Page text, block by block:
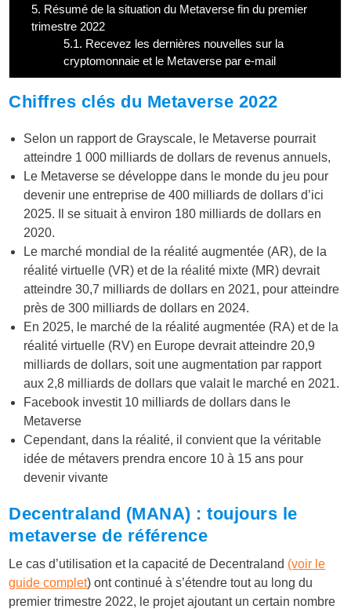
5. Résumé de la situation du Metaverse fin du premier
trimestre 2022
5.1. Recevez les dernières nouvelles sur la
cryptomonnaie et le Metaverse par e-mail
Chiffres clés du Metaverse 2022
Selon un rapport de Grayscale, le Metaverse pourrait
atteindre 1 000 milliards de dollars de revenus annuels,
Le Metaverse se développe dans le monde du jeu pour
devenir une entreprise de 400 milliards de dollars d’ici
2025. Il se situait à environ 180 milliards de dollars en
2020.
Le marché mondial de la réalité augmentée (AR), de la
réalité virtuelle (VR) et de la réalité mixte (MR) devrait
atteindre 30,7 milliards de dollars en 2021, pour atteindre
près de 300 milliards de dollars en 2024.
En 2025, le marché de la réalité augmentée (RA) et de la
réalité virtuelle (RV) en Europe devrait atteindre 20,9
milliards de dollars, soit une augmentation par rapport
aux 2,8 milliards de dollars que valait le marché en 2021.
Facebook investit 10 milliards de dollars dans le
Metaverse
Cependant, dans la réalité, il convient que la véritable
idée de métavers prendra encore 10 à 15 ans pour
devenir vivante
Decentraland (MANA) : toujours le
metaverse de référence
Le cas d’utilisation et la capacité de Decentraland (voir le
guide complet) ont continué à s’étendre tout au long du
premier trimestre 2022, le projet ajoutant un certain nombre